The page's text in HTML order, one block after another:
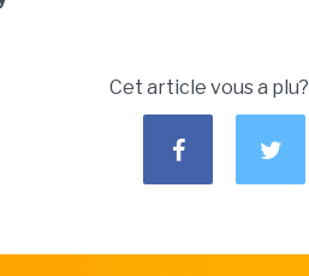
Cet article vous a plu?